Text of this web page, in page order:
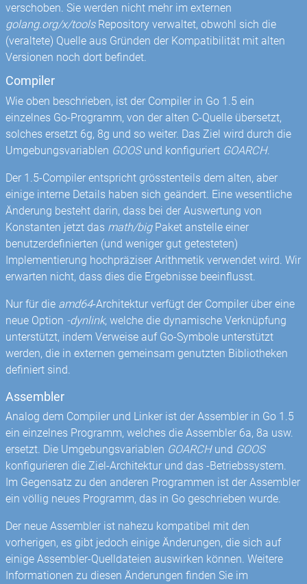
verschoben. Sie werden nicht mehr im externen
golang.org/x/toolsRepository verwaltet, obwohl sich die
(veraltete) Quelle aus Gründen der Kompatibilität mit alten
Versionen noch dort befindet.
Compiler
Wie oben beschrieben, ist der Compiler in Go 1.5 ein
einzelnes Go-Programm, von der alten C-Quelle übersetzt,
solches ersetzt 6g, 8g und so weiter. Das Ziel wird durch die
Umgebungsvariablen GOOSund konfiguriert GOARCH.
Der 1.5-Compiler entspricht grösstenteils dem alten, aber
einige interne Details haben sich geändert. Eine wesentliche
Änderung besteht darin, dass bei der Auswertung von
Konstanten jetzt das math/bigPaket anstelle einer
benutzerdefinierten (und weniger gut getesteten)
Implementierung hochpräziser Arithmetik verwendet wird. Wir
erwarten nicht, dass dies die Ergebnisse beeinflusst.
Nur für die amd64-Architektur verfügt der Compiler über eine
neue Option -dynlink, welche die dynamische Verknüpfung
unterstützt, indem Verweise auf Go-Symbole unterstützt
werden, die in externen gemeinsam genutzten Bibliotheken
definiert sind.
Assembler
Analog dem Compiler und Linker ist der Assembler in Go 1.5
ein einzelnes Programm, welches die Assembler 6a, 8a usw.
ersetzt. Die Umgebungsvariablen GOARCHund GOOS
konfigurieren die Ziel-Architektur und das -Betriebssystem.
Im Gegensatz zu den anderen Programmen ist der Assembler
ein völlig neues Programm, das in Go geschrieben wurde.
Der neue Assembler ist nahezu kompatibel mit den
vorherigen, es gibt jedoch einige Änderungen, die sich auf
einige Assembler-Quelldateien auswirken können. Weitere
Informationen zu diesen Änderungen finden Sie im